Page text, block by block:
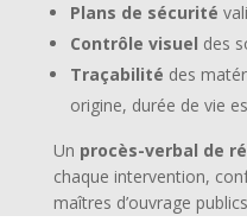
Plans de sécurité
Contrôle visuel des
Traçabilité des
origine, durée de vie
Un procès-verbal de
chaque intervention,
maîtres d’ouvrage